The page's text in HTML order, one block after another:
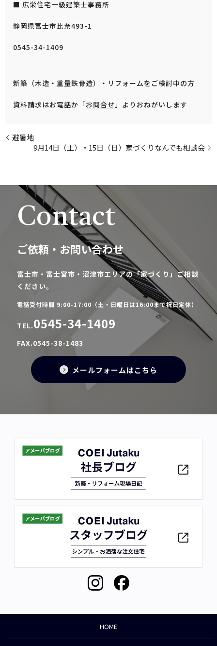
■ 広栄住宅一級建築士事務所
静岡県富士市比奈493-1
0545-34-1409
新築（木造・重量鉄骨造）・リフォームをご検討中の方
資料請求はお電話か「お問合せ」よりおねがいします
避暑地
9月14日（土）・15日（日）家づくりなんでも相談会
Contact
ご依頼・お問い合わせ
富士市・富士宮市・沼津市エリアの「家づくり」ご相談
ください。
電話受付時間 9:00-17:00（土・日曜日は16:00まで祝日定休）
TEL.0545-34-1409
FAX.0545-38-1483
メールフォームはこちら
HOME